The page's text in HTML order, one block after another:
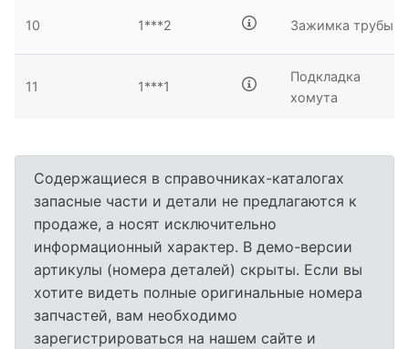
10 1***2 Зажимка трубы
11 1***1
Подкладка
хомута
Содержащиеся в справочниках-каталогах
запасные части и детали не предлагаются к
продаже, а носят исключительно
информационный характер. В демо-версии
артикулы (номера деталей) скрыты. Если вы
хотите видеть полные оригинальные номера
запчастей, вам необходимо
зарегистрироваться на нашем сайте и